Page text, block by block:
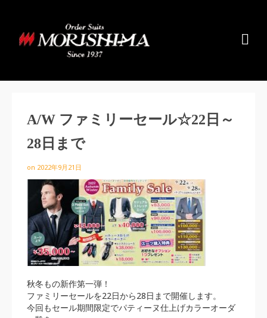
A/W ファミリーセール☆22日～
28日まで
on 2022年9月21日
秋冬もの新作第一弾！
ファミリーセールを22日から28日まで開催します。
今回もセール期間限定でパティーヌ仕上げカラーオーダ